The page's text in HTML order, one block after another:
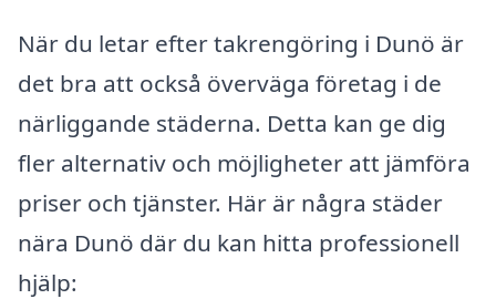
När du letar efter takrengöring i Dunö är
det bra att också överväga företag i de
närliggande städerna. Detta kan ge dig
fler alternativ och möjligheter att jämföra
priser och tjänster. Här är några städer
nära Dunö där du kan hitta professionell
hjälp: